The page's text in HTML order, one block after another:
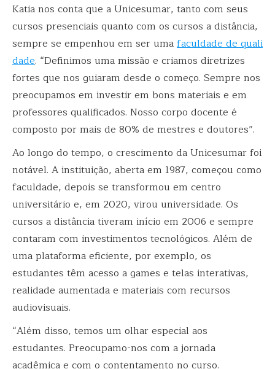
Katia nos conta que a Unicesumar, tanto com seus
cursos presenciais quanto com os cursos a distância,
sempre se empenhou em ser umafaculdade de quali
dade. “Definimos uma missão e criamos diretrizes
fortes que nos guiaram desde o começo. Sempre nos
preocupamos em investir em bons materiais e em
professores qualificados. Nosso corpo docente é
composto por mais de 80% de mestres e doutores”.
Ao longo do tempo, o crescimento da Unicesumar foi
notável. A instituição, aberta em 1987, começou como
faculdade, depois se transformou em centro
universitário e, em 2020, virou universidade. Os
cursos a distância tiveram início em 2006 e sempre
contaram com investimentos tecnológicos. Além de
uma plataforma eficiente, por exemplo, os
estudantes têm acesso a games e telas interativas,
realidade aumentada e materiais com recursos
audiovisuais.
“Além disso, temos um olhar especial aos
estudantes. Preocupamo-nos com a jornada
acadêmica e com o contentamento no curso.